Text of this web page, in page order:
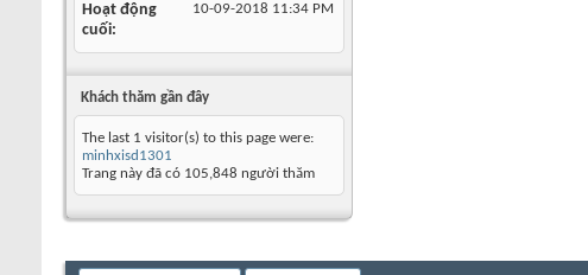
Hoạt động
cuối
10-09-2018 11:34 PM
Khách thăm gần đây
The last 1 visitor(s) to this page were:
minhxisd1301
Trang này đã có 105,848 người thăm